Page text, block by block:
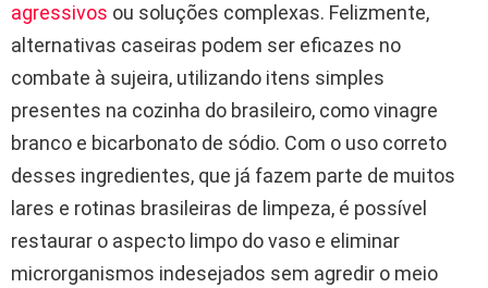
agressivos ou soluções complexas. Felizmente,
alternativas caseiras podem ser eficazes no
combate à sujeira, utilizando itens simples
presentes na cozinha do brasileiro, como vinagre
branco e bicarbonato de sódio. Com o uso correto
desses ingredientes, que já fazem parte de muitos
lares e rotinas brasileiras de limpeza, é possível
restaurar o aspecto limpo do vaso e eliminar
microrganismos indesejados sem agredir o meio